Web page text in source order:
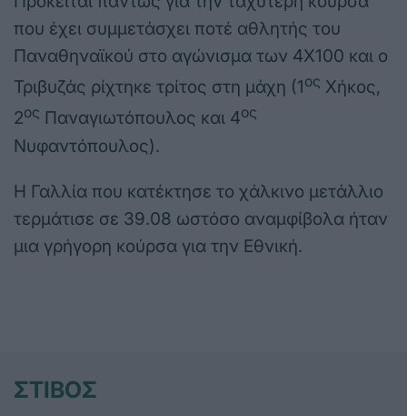
που έχει συμμετάσχει ποτέ αθλητής του
Παναθηναϊκού στο αγώνισμα των 4Χ100 και ο
Τριβυζάς ρίχτηκε τρίτος στη μάχη (1ος Χήκος,
2ος Παναγιωτόπουλος και 4ος
Νυφαντόπουλος).
Η Γαλλία που κατέκτησε το χάλκινο μετάλλιο
τερμάτισε σε 39.08 ωστόσο αναμφίβολα ήταν
μια γρήγορη κούρσα για την Εθνική.
ΣΤΙΒΟΣ